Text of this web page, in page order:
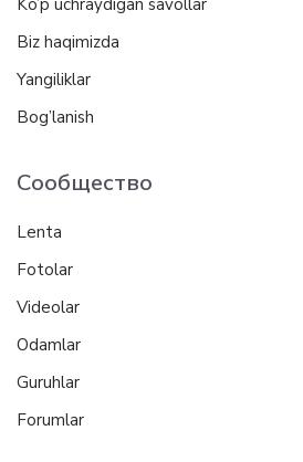
Ko’p uchraydigan savollar
Biz haqimizda
Yangiliklar
Bog’lanish
Сообщество
Lenta
Fotolar
Videolar
Odamlar
Guruhlar
Forumlar